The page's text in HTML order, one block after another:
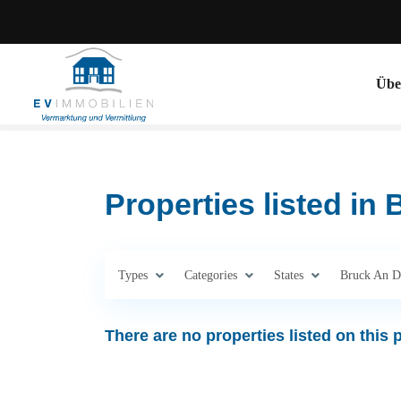
Properties listed in
Types Categories States Bruck An
There are no properties listed on this